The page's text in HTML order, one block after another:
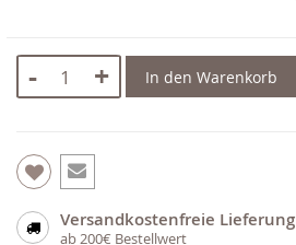
- + In den Warenkorb
Versandkostenfreie Lieferung
ab 200€ Bestellwert